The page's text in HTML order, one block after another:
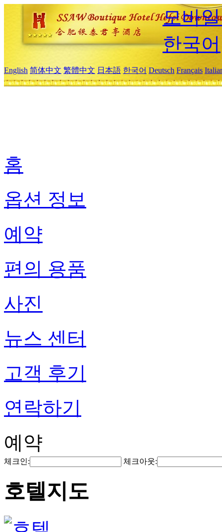
모바
한국어
English 简体中文 繁體中文 日本語 한국어 Deutsch Français
홈
옵션 정보
예약
편의 용품
사진
뉴스 센터
고객 후기
연락하기
예약
체크인: 체크아웃:
호텔지도